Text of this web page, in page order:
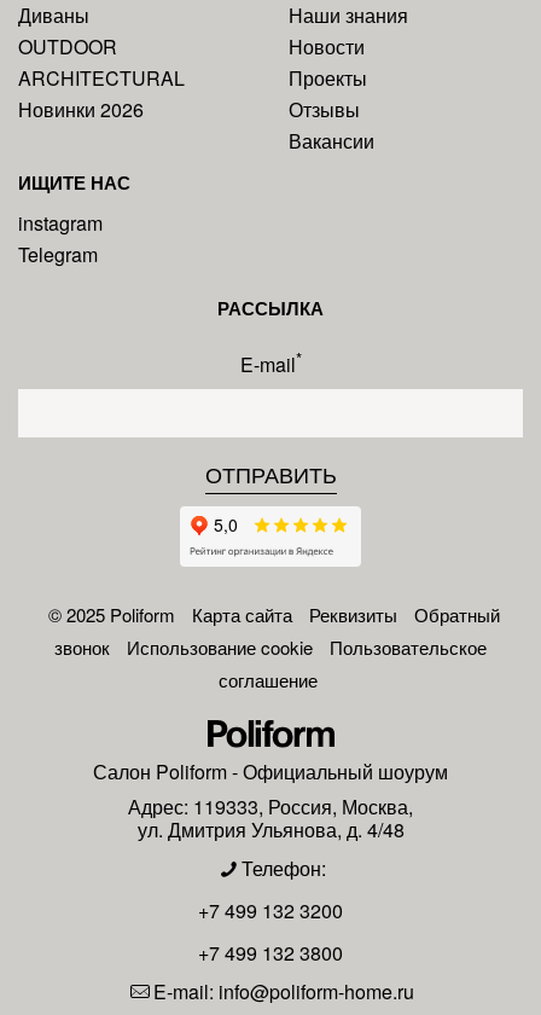
Диваны
OUTDOOR
ARCHITECTURAL
Новинки 2026
Наши знания
Новости
Проекты
Отзывы
Вакансии
ИЩИТЕ НАС
instagram
Telegram
РАССЫЛКА
E-mail*
© 2025 Poliform Карта сайта Реквизиты
Обратный
звонок
Использование cookie
Пользовательское
соглашение
Салон Poliform- Официальный шоурум
Адрес: 119333, Россия, Москва,
ул. Дмитрия Ульянова, д. 4/48
Телефон:
+7 499 132 3200
+7 499 132 3800
E-mail: info@poliform-home.ru